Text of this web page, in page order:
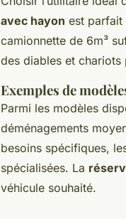
avec hayon est parfait
camionnette de 6m³
des diables et
Exemples de
Parmi les modèles
déménagements
besoins spécifiques,
spécialisées. La
véhicule souhaité.